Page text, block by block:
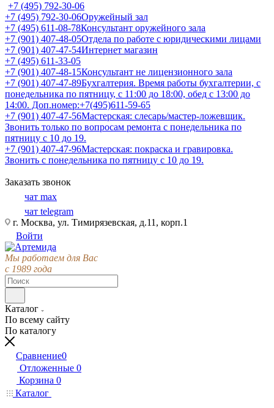
+7 (495) 792-30-06
+7 (495) 792-30-06Оружейный зал
+7 (495) 611-08-78Консультант оружейного зала
+7 (901) 407-48-05Отдела по работе с юридическими лицами
+7 (901) 407-47-54Интернет магазин
+7 (495) 611-33-05
+7 (901) 407-48-15Консультант не лицензионного зала
+7 (901) 407-47-89Бухгалтерия. Время работы бухгалтерии, с
понедельника по пятницу, с 11:00 до 18:00, обед с 13:00 до
14:00. Доп.номер:+7(495)611-59-65
+7 (901) 407-47-56Мастерская: слесарь/мастер-ложевщик.
Звонить только по вопросам ремонта с понедельника по
пятницу с 10 до 19.
+7 (901) 407-47-96Мастерская: покраска и гравировка.
Звонить с понедельника по пятницу с 10 до 19.
Заказать звонок
чат max
чат telegram
г. Москва, ул. Тимирязевская, д.11, корп.1
Войти
Мы работаем для Вас
с 1989 года
Каталог
По всему сайту
По каталогу
Сравнение0
Отложенные 0
Корзина 0
Каталог